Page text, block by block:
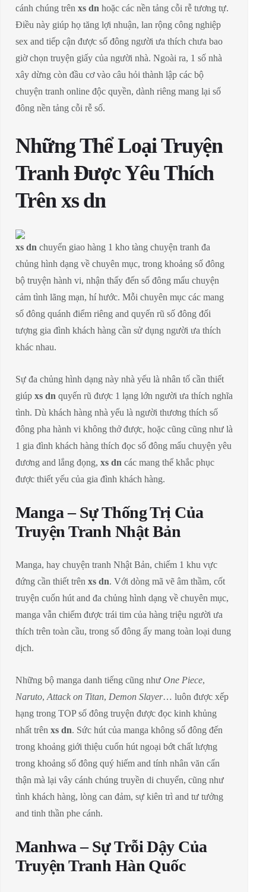
cánh chúng trên xs dn hoặc các nền tảng cỗi rễ tương tự.
Điều này giúp họ tăng lợi nhuận, lan rộng công nghiệp
sex and tiếp cận được số đông người ưa thích chưa bao
giờ chọn truyện giấy của người nhà. Ngoài ra, 1 số nhà
xây dừng còn đầu cơ vào câu hỏi thành lập các bộ
chuyện tranh online độc quyền, dành riêng mang lại số
đông nền tảng cỗi rễ số.
Những Thể Loại Truyện
Tranh Được Yêu Thích
Trên xs dn
xs dn chuyển giao hàng 1 kho tàng chuyện tranh đa
chủng hình dạng về chuyên mục, trong khoảng số đông
bộ truyện hành vi, nhận thấy đến số đông mẩu chuyện
cảm tình lãng mạn, hí hước. Mỗi chuyên mục các mang
số đông quánh điểm riêng and quyến rũ số đông đối
tượng gia đình khách hàng cần sử dụng người ưa thích
khác nhau.
Sự đa chủng hình dạng này nhà yếu là nhân tố cần thiết
giúp xs dn quyến rũ được 1 lạng lớn người ưa thích nghĩa
tình. Dù khách hàng nhà yếu là người thương thích số
đông pha hành vi không thở được, hoặc cũng cũng như là
1 gia đình khách hàng thích đọc số đông mẩu chuyện yêu
đương and lắng đọng, xs dn các mang thể khắc phục
được thiết yếu của gia đình khách hàng.
Manga – Sự Thống Trị Của
Truyện Tranh Nhật Bản
Manga, hay chuyện tranh Nhật Bản, chiếm 1 khu vực
đứng cần thiết trên xs dn. Với dòng mã vẽ âm thầm, cốt
truyện cuốn hút and đa chủng hình dạng về chuyên mục,
manga vẫn chiếm được trái tim của hàng triệu người ưa
thích trên toàn cầu, trong số đông ấy mang toàn loại dung
dịch.
Những bộ manga danh tiếng cũng như One Piece,
Naruto, Attack on Titan, Demon Slayer… luôn được xếp
hạng trong TOP số đông truyện được đọc kinh khủng
nhất trên xs dn. Sức hút của manga không số đông đến
trong khoảng giới thiệu cuốn hút ngoại bớt chất lượng
trong khoảng số đông quý hiếm and tính nhân văn cẩn
thận mà lại vây cánh chúng truyền di chuyển, cũng như
tình khách hàng, lòng can đảm, sự kiên trì and tư tưởng
and tinh thần phe cánh.
Manhwa – Sự Trỗi Dậy Của
Truyện Tranh Hàn Quốc